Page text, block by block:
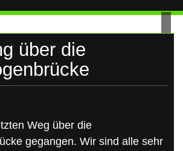
über die
Weg über die
gegangen. Wir sind alle sehr